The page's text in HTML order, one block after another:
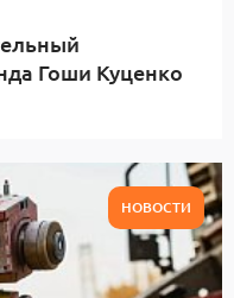
Гоши Куценко
НОВОСТИ